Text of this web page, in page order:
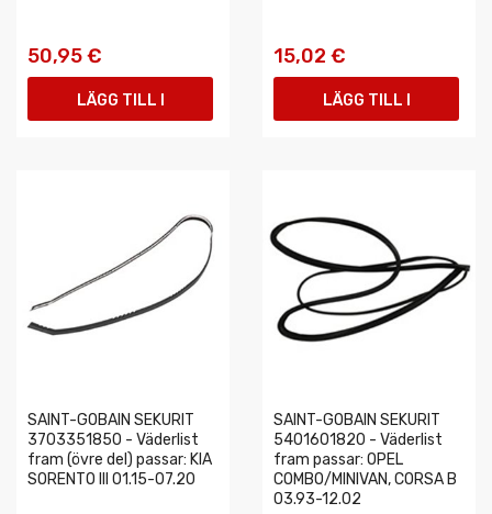
50,95 €
LÄGG TILL I
15,02 €
LÄGG TILL I
SAINT-GOBAIN SEKURIT
3703351850 - Väderlist
fram (övre del) passar: KIA
SORENTO III 01.15-07.20
SAINT-GOBAIN SEKURIT
5401601820 - Väderlist
fram passar: OPEL
COMBO/MINIVAN, CORSA B
03.93-12.02